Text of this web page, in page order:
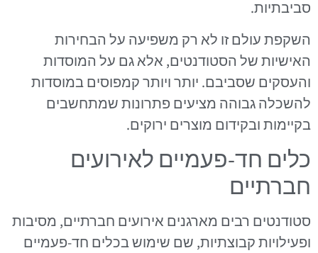
סביבתיות.
השקפת עולם זו לא רק משפיעה על הבחירות
האישיות של הסטודנטים, אלא גם על המוסדות
והעסקים שסביבם. יותר ויותר קמפוסים במוסדות
להשכלה גבוהה מציעים פתרונות שמתחשבים
בקיימות ובקידום מוצרים ירוקים.
כלים חד-פעמיים לאירועים
חברתיים
סטודנטים רבים מארגנים אירועים חברתיים, מסיבות
ופעילויות קבוצתיות, שם שימוש בכלים חד-פעמיים